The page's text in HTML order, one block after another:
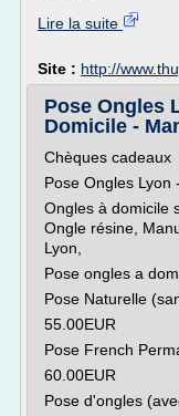
Lire la suite
Site : http://
Pose Ongles
Domicile -
Chèques cadeaux
Pose Ongles Lyon
Ongles à domicile
Ongle résine,
Lyon,
Pose ongles a
Pose Naturelle
55.00EUR
Pose French
60.00EUR
Pose d'ongles